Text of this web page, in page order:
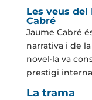
Les veus del
Cabré
Jaume Cabré
narrativa i de
novel·la va
prestigi
La trama